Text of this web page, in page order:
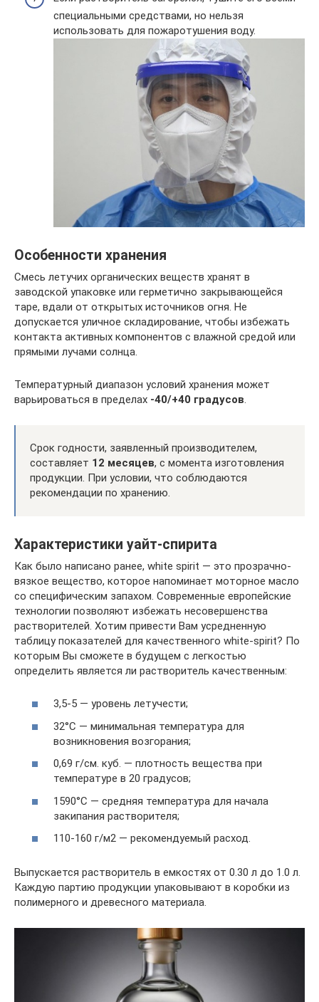
специальными средствами, но нельзя
использовать для пожаротушения воду.
Особенности хранения
Смесь летучих органических веществ хранят в
заводской упаковке или герметично закрывающейся
таре, вдали от открытых источников огня. Не
допускается уличное складирование, чтобы избежать
контакта активных компонентов с влажной средой или
прямыми лучами солнца.
Температурный диапазон условий хранения может
варьироваться в пределах -40/+40 градусов.
Срок годности, заявленный производителем,
составляет 12 месяцев, с момента изготовления
продукции. При условии, что соблюдаются
рекомендации по хранению.
Характеристики уайт-спирита
Как было написано ранее, white spirit — это прозрачно-
вязкое вещество, которое напоминает моторное масло
со специфическим запахом. Современные европейские
технологии позволяют избежать несовершенства
растворителей. Хотим привести Вам усредненную
таблицу показателей для качественного white-spirit? По
которым Вы сможете в будущем с легкостью
определить является ли растворитель качественным:
3,5-5 — уровень летучести;
32°С — минимальная температура для
возникновения возгорания;
0,69 г/см. куб. — плотность вещества при
температуре в 20 градусов;
1590°С — средняя температура для начала
закипания растворителя;
110-160 г/м2 — рекомендуемый расход.
Выпускается растворитель в емкостях от 0.30 л до 1.0 л.
Каждую партию продукции упаковывают в коробки из
полимерного и древесного материала.